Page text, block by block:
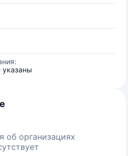
указаны
об организациях